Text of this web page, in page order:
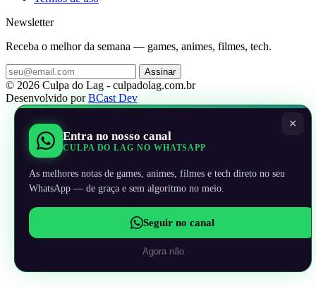
Newsletter
Receba o melhor da semana — games, animes, filmes, tech.
Assinar
© 2026 Culpa do Lag - culpadolag.com.br
Desenvolvido porBCast Dev
×
Entra no nosso canal
CULPA DO LAG NO WHATSAPP
As melhores notas de games, animes, filmes e tech direto no seu
WhatsApp — de graça e sem algoritmo no meio.
Seguir no canal
Agora não